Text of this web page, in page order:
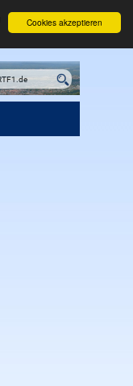
Cookies akzeptieren